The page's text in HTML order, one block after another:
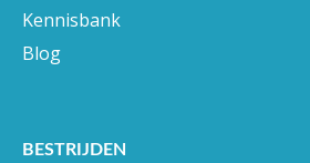
Kennisbank
Blog
BESTRIJDEN